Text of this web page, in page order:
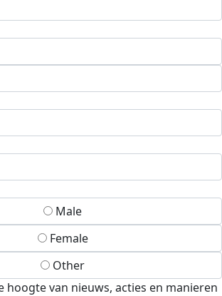
Male
Female
Other
hoogte van nieuws, acties en manieren